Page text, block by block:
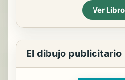
Ver Libro
El dibujo publicitario